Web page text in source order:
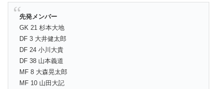
先発メンバー
GK 21 杉本大地
DF 3 大井健太郎
DF 24 小川大貴
DF 38 山本義道
MF 8 大森晃太郎
MF 10 山田大記